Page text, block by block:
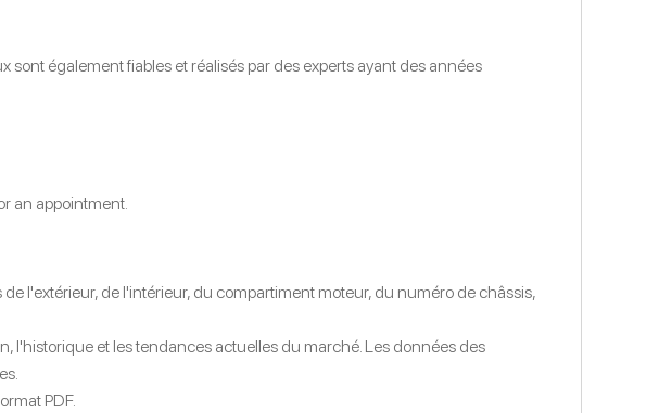
sont également fiables et réalisés par des experts ayant des années
an appointment.
l'extérieur, de l'intérieur, du compartiment moteur, du numéro de châssis,
l'historique et les tendances actuelles du marché. Les données des
PDF.